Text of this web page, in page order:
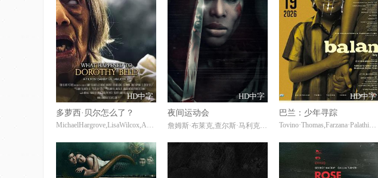
HD中字
多萝西·贝尔怎么了？
MichaelHargrove,LisaWilcox,AsyaMeadows
HD中字
夜间运动会
詹姆斯·布莱克,查尔斯·马利克·惠特菲尔德,凡妮莎·西蒙斯
HD中字
巴兰：少年寻踪
Tovino·Thomas,Farzana·Palathingal,Abhiram·Radhakrishnan